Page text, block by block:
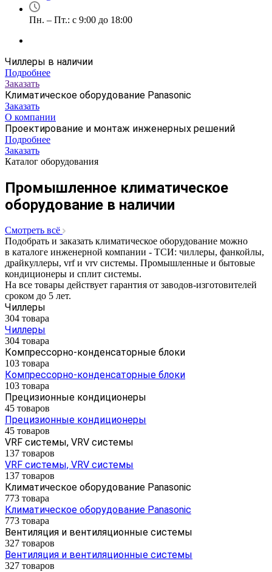
Пн. – Пт.: с 9:00 до 18:00
Чиллеры в наличии
Подробнее
Заказать
Климатическое оборудование Panasonic
Заказать
О компании
Проектирование и монтаж инженерных решений
Подробнее
Заказать
Каталог оборудования
Промышленное климатическое
оборудование в наличии
Смотреть всё
Подобрать и заказать климатическое оборудование можно
в каталоге инженерной компании - ТСИ: чиллеры, фанкойлы,
драйкуллеры, vrf и vrv системы. Промышленные и бытовые
кондиционеры и сплит системы.
На все товары действует гарантия от заводов-изготовителей
сроком до 5 лет.
Чиллеры
304 товара
Чиллеры
304 товара
Компрессорно-конденсаторные блоки
103 товара
Компрессорно-конденсаторные блоки
103 товара
Прецизионные кондиционеры
45 товаров
Прецизионные кондиционеры
45 товаров
VRF системы, VRV системы
137 товаров
VRF системы, VRV системы
137 товаров
Климатическое оборудование Panasonic
773 товара
Климатическое оборудование Panasonic
773 товара
Вентиляция и вентиляционные системы
327 товаров
Вентиляция и вентиляционные системы
327 товаров